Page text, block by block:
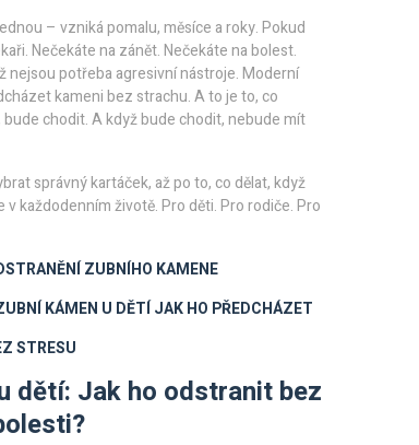
– vzniká pomalu, měsíce a roky. Pokud
Nečekáte na zánět. Nečekáte na bolest.
nejsou potřeba agresivní nástroje. Moderní
kameni bez strachu. A to je to, co
chodit. A když bude chodit, nebude mít
správný kartáček, až po to, co dělat, když
každodenním životě. Pro děti. Pro rodiče. Pro
ZUBNÍHO KAMENE
KÁMEN U DĚTÍ JAK HO PŘEDCHÁZET
STRESU
dětí: Jak ho odstranit bez